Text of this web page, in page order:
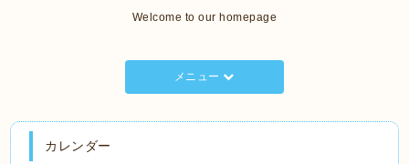
Welcome to our homepage
メニュー
カレンダー